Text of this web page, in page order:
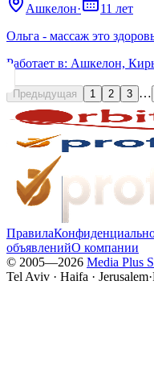
Ашкелон·
11 лет
Ольга - массаж это
Работает в: Ашкелон,
Предыдущая 1 2 3 …
Правила
объявленийО компании
© 2005—2026 Media Plus
Tel Aviv · Haifa · Jerusalem·